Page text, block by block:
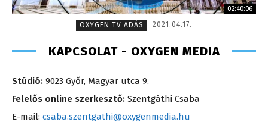
02:40:06
OXYGEN TV ADÁS
2021.04.17.
KAPCSOLAT - OXYGEN MEDIA
Stúdió: 9023 Győr, Magyar utca 9.
Felelős online szerkesztő: Szentgáthi Csaba
E-mail: csaba.szentgathi@oxygenmedia.hu